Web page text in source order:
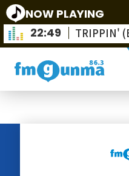
NOW PLAYING
22:49 TRIPPIN'